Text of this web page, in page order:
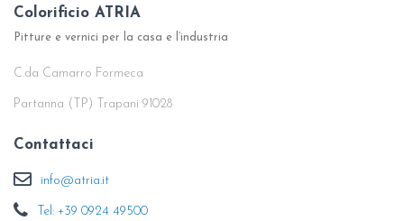
Colorificio ATRIA
Pitture e vernici per la casa e l’industria
C.da Camarro Formeca
Partanna (TP) Trapani 91028
Contattaci
info@atria.it
Tel: +39 0924 49500